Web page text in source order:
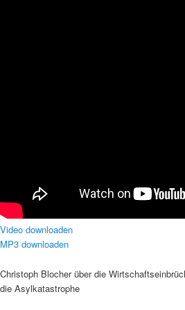
Video downloaden
MP3 downloaden
Christoph Blocher über die
die Asylkatastrophe